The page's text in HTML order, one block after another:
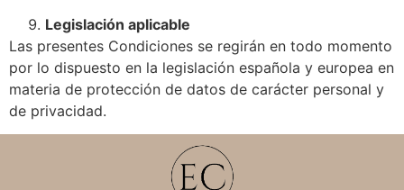
Legislación aplicable
Las presentes Condiciones se regirán en todo momento
por lo dispuesto en la legislación española y europea en
materia de protección de datos de carácter personal y
de privacidad.